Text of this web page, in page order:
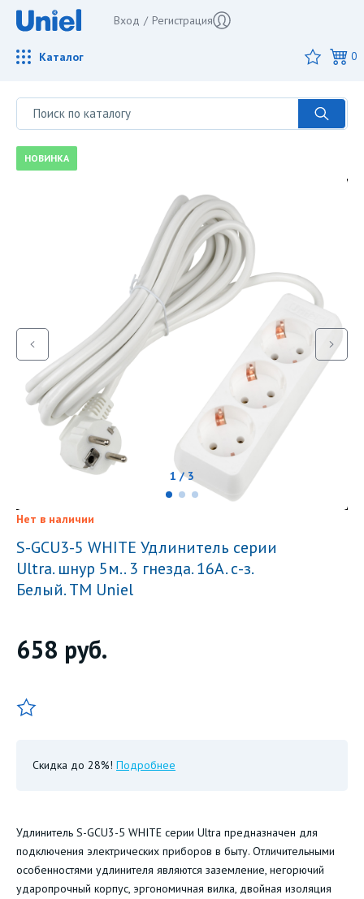
Вход / Регистрация
Каталог 0
НОВИНКА
1 / 3
Нет в наличии
S-GCU3-5 WHITE Удлинитель серии
Ultra. шнур 5м.. 3 гнезда. 16A. с-з.
Белый. TM Uniel
658 руб.
Скидка до 28%! Подробнее
Удлинитель S-GCU3-5 WHITE серии Ultra предназначен для
подключения электрических приборов в быту. Отличительными
особенностями удлинителя являются заземление, негорючий
ударопрочный корпус, эргономичная вилка, двойная изоляция